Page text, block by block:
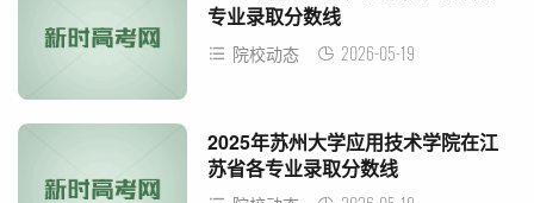
专业录取分数线
院校动态 2026-05-19
2025年苏州大学应用技术学院在江
苏省各专业录取分数线